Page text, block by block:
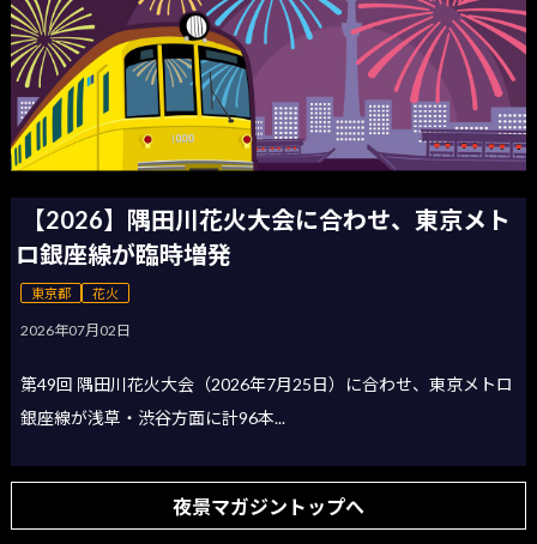
【2026】隅田川花火大会に合わせ、東京メト
ロ銀座線が臨時増発
東京都 花火
2026年07月02日
第49回 隅田川花火大会（2026年7月25日）に合わせ、東京メトロ
銀座線が浅草・渋谷方面に計96本...
夜景マガジントップへ